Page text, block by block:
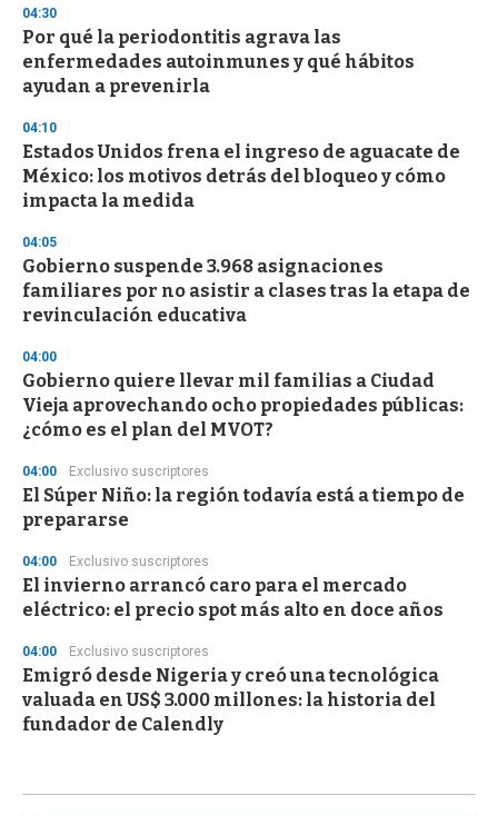
s
e
c
o
n
04:30
Por qué la periodontitis agrava las
enfermedades autoinmunes y qué hábitos
ayudan a prevenirla
04:10
Estados Unidos frena el ingreso de aguacate de
México: los motivos detrás del bloqueo y cómo
impacta la medida
04:05
Gobierno suspende 3.968 asignaciones
familiares por no asistir a clases tras la etapa de
revinculación educativa
04:00
Gobierno quiere llevar mil familias a Ciudad
Vieja aprovechando ocho propiedades públicas:
¿cómo es el plan del MVOT?
04:00 Exclusivo suscriptores
El Súper Niño: la región todavía está a tiempo de
prepararse
04:00 Exclusivo suscriptores
El invierno arrancó caro para el mercado
eléctrico: el precio spot más alto en doce años
04:00 Exclusivo suscriptores
Emigró desde Nigeria y creó una tecnológica
valuada en US$ 3.000 millones: la historia del
fundador de Calendly